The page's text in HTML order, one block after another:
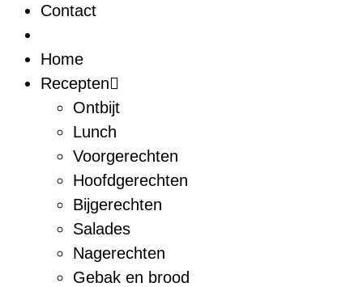
Contact
Home
Recepten
Ontbijt
Lunch
Voorgerechten
Hoofdgerechten
Bijgerechten
Salades
Nagerechten
Gebak en brood